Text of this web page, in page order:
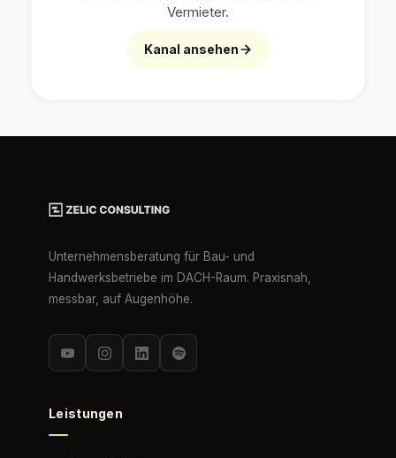
Vermieter.
Kanal ansehen
Unternehmensberatung für Bau- und
Handwerksbetriebe im DACH-Raum. Praxisnah,
messbar, auf Augenhöhe.
Leistungen